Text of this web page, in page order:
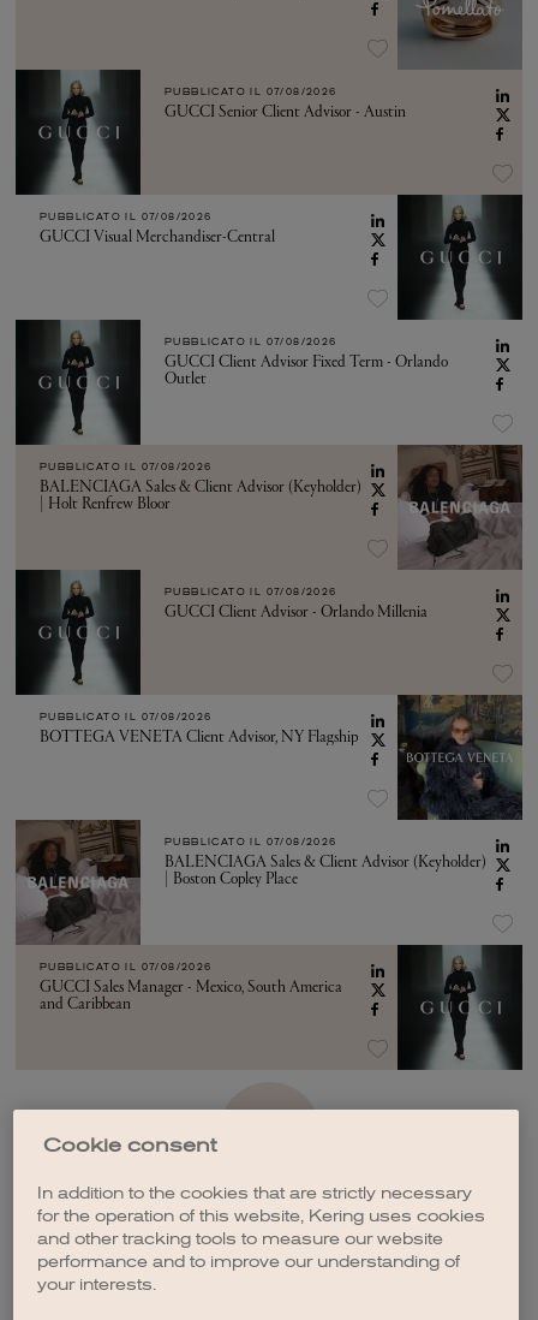
PUBBLICATO IL 07/08/2026
GUCCI Senior Client Advisor - Austin
PUBBLICATO IL 07/08/2026
GUCCI Visual Merchandiser-Central
PUBBLICATO IL 07/08/2026
GUCCI Client Advisor Fixed Term - Orlando
Outlet
PUBBLICATO IL 07/08/2026
BALENCIAGA Sales & Client Advisor (Keyholder)
| Holt Renfrew Bloor
PUBBLICATO IL 07/08/2026
GUCCI Client Advisor - Orlando Millenia
PUBBLICATO IL 07/08/2026
BOTTEGA VENETA Client Advisor, NY Flagship
PUBBLICATO IL 07/08/2026
BALENCIAGA Sales & Client Advisor (Keyholder)
| Boston Copley Place
PUBBLICATO IL 07/08/2026
GUCCI Sales Manager - Mexico, South America
and Caribbean
Cookie consent
In addition to the cookies that are strictly necessary
for the operation of this website, Kering uses cookies
and other tracking tools to measure our website
performance and to improve our understanding of
your interests.